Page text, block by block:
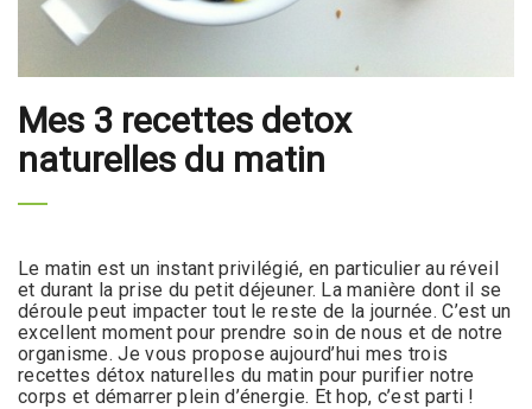
Mes 3 recettes detox
naturelles du matin
Le matin est un instant privilégié, en particulier au réveil
et durant la prise du petit déjeuner. La manière dont il se
déroule peut impacter tout le reste de la journée. C’est un
excellent moment pour prendre soin de nous et de notre
organisme. Je vous propose aujourd’hui mes trois
recettes détox naturelles du matin pour purifier notre
corps et démarrer plein d’énergie. Et hop, c’est parti !